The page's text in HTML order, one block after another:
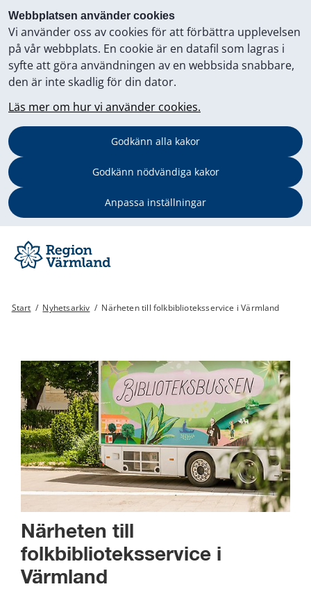
Webbplatsen använder cookies
Vi använder oss av cookies för att förbättra upplevelsen
på vår webbplats. En cookie är en datafil som lagras i
syfte att göra användningen av en webbsida snabbare,
den är inte skadlig för din dator.
Läs mer om hur vi använder cookies.
Godkänn alla kakor
Godkänn nödvändiga kakor
Anpassa inställningar
Start / Nyhetsarkiv / Närheten till folkbiblioteksservice i Värmland
Närheten till
folkbiblioteksservice i
Värmland